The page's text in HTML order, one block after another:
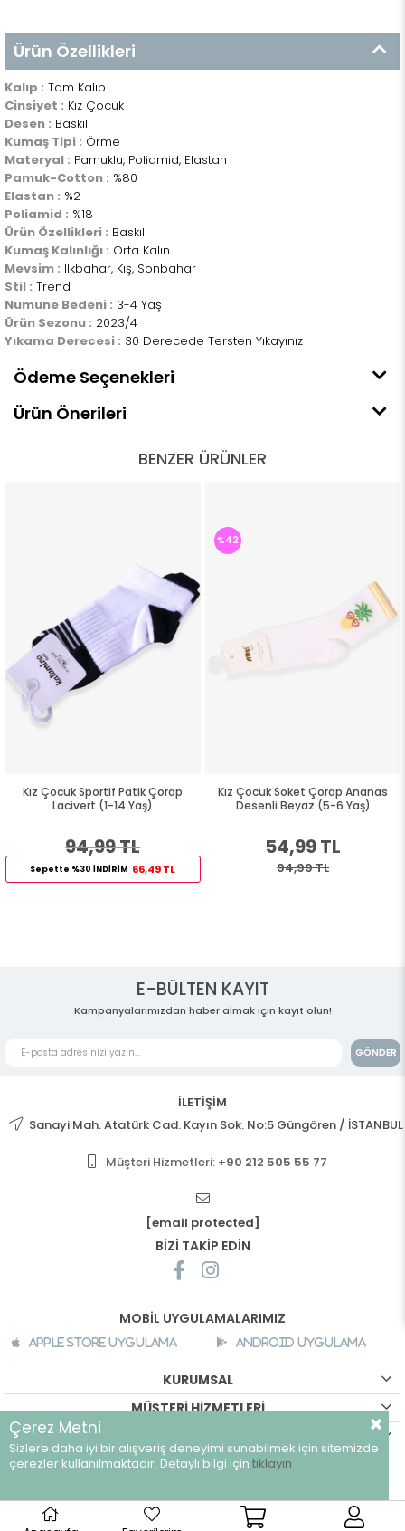
Ürün Özellikleri
Kalıp : Tam Kalıp
Cinsiyet : Kız Çocuk
Desen : Baskılı
Kumaş Tipi : Örme
Materyal : Pamuklu, Poliamid, Elastan
Pamuk-Cotton : %80
Elastan : %2
Poliamid : %18
Ürün Özellikleri : Baskılı
Kumaş Kalınlığı : Orta Kalın
Mevsim : İlkbahar, Kış, Sonbahar
Stil : Trend
Numune Bedeni : 3-4 Yaş
Ürün Sezonu : 2023/4
Yıkama Derecesi : 30 Derecede Tersten Yıkayınız
Ödeme Seçenekleri
Ürün Önerileri
BENZER ÜRÜNLER
Kız Çocuk Sportif Patik Çorap
Lacivert (1-14 Yaş)
94,99 TL
Sepette %30 İNDİRİM 66,49 TL
Kız Çocuk Soket Çorap Ananas
Desenli Beyaz (5-6 Yaş)
54,99 TL
94,99 TL
%42
E-BÜLTEN KAYIT
Kampanyalarımızdan haber almak için kayıt olun!
GÖNDER
İLETİŞİM
Sanayi Mah. Atatürk Cad. Kayın Sok. No:5 Güngören / İSTANBUL
Müşteri Hizmetleri: +90 212 505 55 77
[email protected]
BİZİ TAKİP EDİN
MOBİL UYGULAMALARIMIZ
Apple Store Uygulama Android Uygulama
KURUMSAL
MÜŞTERİ HİZMETLERİ
©breeze.com.tr - Tüm hakları saklıdır.
Çerez Metni
Sizlere daha iyi bir alışveriş deneyimi sunabilmek için sitemizde
çerezler kullanılmaktadır. Detaylı bilgi için tıklayın